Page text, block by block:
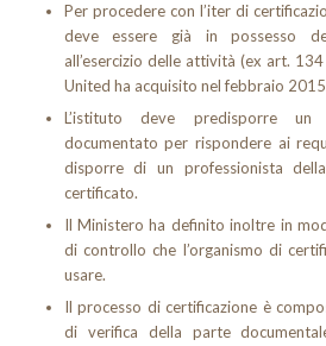
Per procedere con l’iter di
deve essere già in possesso
all’esercizio delle attività (ex art. 134
United ha acquisito nel febbraio
L’istituto deve predisporre
documentato per rispondere ai
disporre di un professionista
certificato.
Il Ministero ha definito inoltre in
di controllo che l’organismo di
usare.
Il processo di certificazione è
di verifica della parte